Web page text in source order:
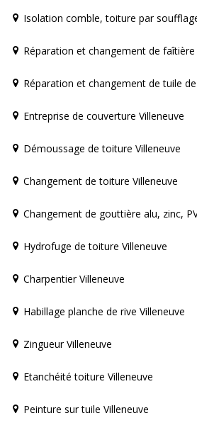
Isolation comble, toiture par
Réparation et changement de
Réparation et changement de tuile
Entreprise de couverture Villeneuve
Démoussage de toiture Villeneuve
Changement de toiture Villeneuve
Changement de gouttière alu, zinc,
Hydrofuge de toiture Villeneuve
Charpentier Villeneuve
Habillage planche de rive Villeneuve
Zingueur Villeneuve
Etanchéité toiture Villeneuve
Peinture sur tuile Villeneuve